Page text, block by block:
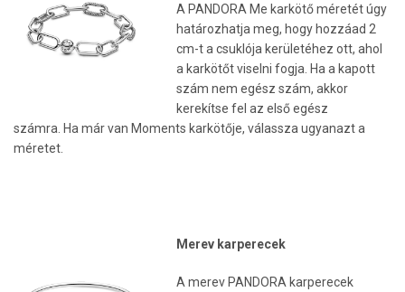
A PANDORA Me karkötő méretét úgy
határozhatja meg, hogy hozzáad 2
cm-t a csuklója kerületéhez ott, ahol
a karkötőt viselni fogja. Ha a kapott
szám nem egész szám, akkor
kerekítse fel az első egész
számra. Ha már van Moments karkötője, válassza ugyanazt a
méretet.
Merev karperecek
A merev PANDORA karperecek